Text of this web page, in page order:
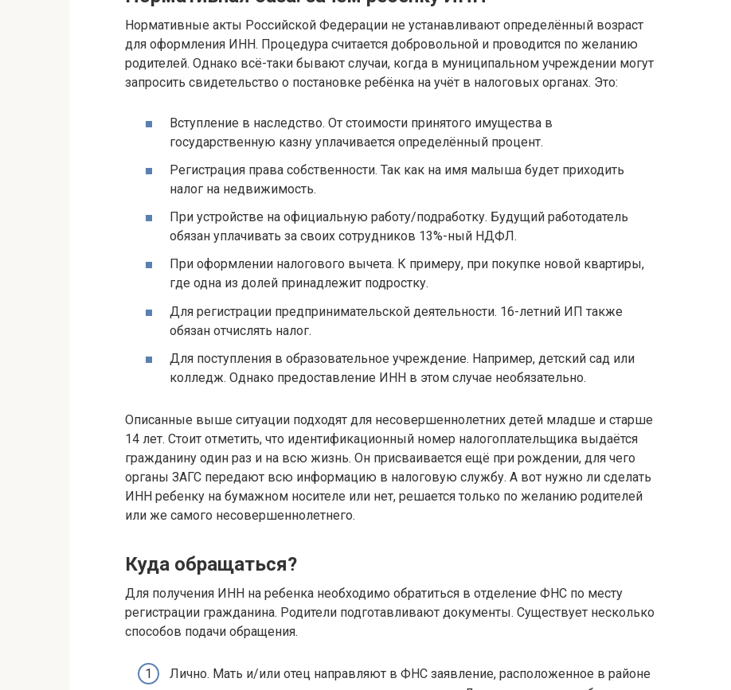
Нормативные акты Российской Федерации не устанавливают определённый возраст
для оформления ИНН. Процедура считается добровольной и проводится по желанию
родителей. Однако всё-таки бывают случаи, когда в муниципальном учреждении могут
запросить свидетельство о постановке ребёнка на учёт в налоговых органах. Это:
Вступление в наследство. От стоимости принятого имущества в
государственную казну уплачивается определённый процент.
Регистрация права собственности. Так как на имя малыша будет приходить
налог на недвижимость.
При устройстве на официальную работу/подработку. Будущий работодатель
обязан уплачивать за своих сотрудников 13%-ный НДФЛ.
При оформлении налогового вычета. К примеру, при покупке новой квартиры,
где одна из долей принадлежит подростку.
Для регистрации предпринимательской деятельности. 16-летний ИП также
обязан отчислять налог.
Для поступления в образовательное учреждение. Например, детский сад или
колледж. Однако предоставление ИНН в этом случае необязательно.
Описанные выше ситуации подходят для несовершеннолетних детей младше и старше
14 лет. Стоит отметить, что идентификационный номер налогоплательщика выдаётся
гражданину один раз и на всю жизнь. Он присваивается ещё при рождении, для чего
органы ЗАГС передают всю информацию в налоговую службу. А вот нужно ли сделать
ИНН ребенку на бумажном носителе или нет, решается только по желанию родителей
или же самого несовершеннолетнего.
Куда обращаться?
Для получения ИНН на ребенка необходимо обратиться в отделение ФНС по месту
регистрации гражданина. Родители подготавливают документы. Существует несколько
способов подачи обращения.
Лично. Мать и/или отец направляют в ФНС заявление, расположенное в районе